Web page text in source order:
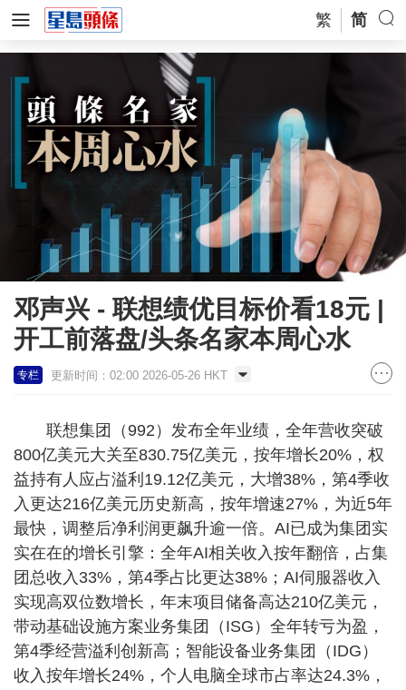
繁 简
邓声兴 - 联想绩优目标价看18元 |
开工前落盘/头条名家本周心水
专栏 更新时间：02:00 2026-05-26 HKT
联想集团（992）发布全年业绩，全年营收突破
800亿美元大关至830.75亿美元，按年增长20%，权
益持有人应占溢利19.12亿美元，大增38%，第4季收
入更达216亿美元历史新高，按年增速27%，为近5年
最快，调整后净利润更飙升逾一倍。AI已成为集团实
实在在的增长引擎：全年AI相关收入按年翻倍，占集
团总收入33%，第4季占比更达38%；AI伺服器收入
实现高双位数增长，年末项目储备高达210亿美元，
带动基础设施方案业务集团（ISG）全年转亏为盈，
第4季经营溢利创新高；智能设备业务集团（IDG）
收入按年增长24%，个人电脑全球市占率达24.3%，